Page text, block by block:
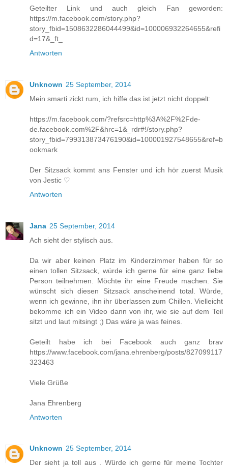
Geteilter Link und auch gleich Fan geworden:
https://m.facebook.com/story.php?
story_fbid=1508632286044499&id=100006932264655&refi
d=17&_ft_
Antworten
Unknown 25 September, 2014
Mein smarti zickt rum, ich hiffe das ist jetzt nicht doppelt:
https://m.facebook.com/?refsrc=http%3A%2F%2Fde-
de.facebook.com%2F&hrc=1&_rdr#!/story.php?
story_fbid=799313873476190&id=100001927548655&ref=b
ookmark
Der Sitzsack kommt ans Fenster und ich hör zuerst Musik
von Jestic ♡
Antworten
Jana 25 September, 2014
Ach sieht der stylisch aus.
Da wir aber keinen Platz im Kinderzimmer haben für so
einen tollen Sitzsack, würde ich gerne für eine ganz liebe
Person teilnehmen. Möchte ihr eine Freude machen. Sie
wünscht sich diesen Sitzsack anscheinend total. Würde,
wenn ich gewinne, ihn ihr überlassen zum Chillen. Vielleicht
bekomme ich ein Video dann von ihr, wie sie auf dem Teil
sitzt und laut mitsingt ;) Das wäre ja was feines.
Geteilt habe ich bei Facebook auch ganz brav
https://www.facebook.com/jana.ehrenberg/posts/827099117
323463
Viele Grüße
Jana Ehrenberg
Antworten
Unknown 25 September, 2014
Der sieht ja toll aus . Würde ich gerne für meine Tochter